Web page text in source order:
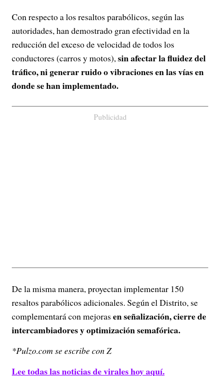
Con respecto a los resaltos parabólicos, según las
autoridades, han demostrado gran efectividad en la
reducción del exceso de velocidad de todos los
conductores (carros y motos),sin afectar la fluidez del
tráfico, ni generar ruido o vibraciones en las vías en
donde se han implementado.
Publicidad
De la misma manera, proyectan implementar 150
resaltos parabólicos adicionales. Según el Distrito, se
complementará con mejoras en señalización, cierre de
intercambiadores y optimización semafórica.
*Pulzo.com se escribe con Z
Lee todas las noticias de virales hoy aquí.